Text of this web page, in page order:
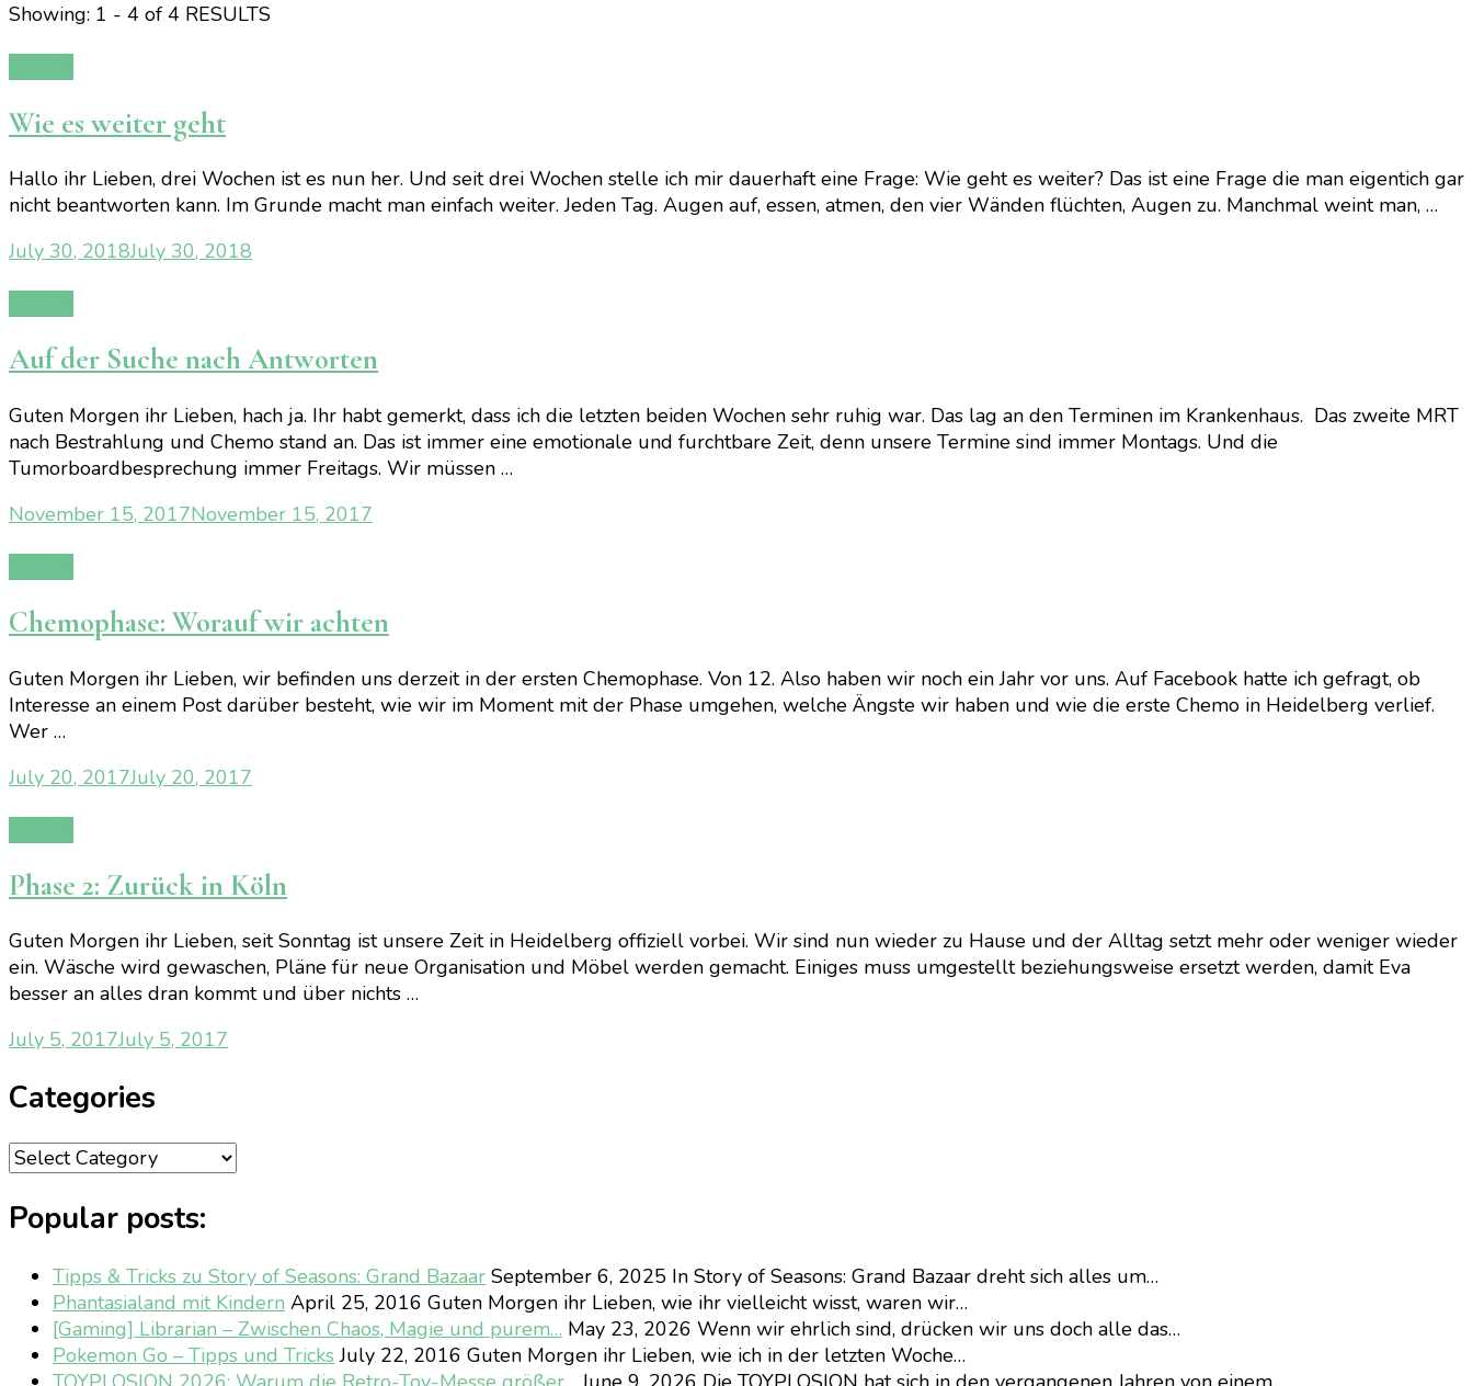
Showing: 1 - 4 of 4 RESULTS
Wie es weiter geht
Hallo ihr Lieben, drei Wochen ist es nun her. Und seit drei Wochen stelle ich mir dauerhaft eine Frage: Wie geht es weiter? Das ist eine Frage die man eigentich gar
nicht beantworten kann. Im Grunde macht man einfach weiter. Jeden Tag. Augen auf, essen, atmen, den vier Wänden flüchten, Augen zu. Manchmal weint man, …
July 30, 2018July 30, 2018
Auf der Suche nach Antworten
Guten Morgen ihr Lieben, hach ja. Ihr habt gemerkt, dass ich die letzten beiden Wochen sehr ruhig war. Das lag an den Terminen im Krankenhaus. Das zweite MRT
nach Bestrahlung und Chemo stand an. Das ist immer eine emotionale und furchtbare Zeit, denn unsere Termine sind immer Montags. Und die
Tumorboardbesprechung immer Freitags. Wir müssen …
November 15, 2017November 15, 2017
Chemophase: Worauf wir achten
Guten Morgen ihr Lieben, wir befinden uns derzeit in der ersten Chemophase. Von 12. Also haben wir noch ein Jahr vor uns. Auf Facebook hatte ich gefragt, ob
Interesse an einem Post darüber besteht, wie wir im Moment mit der Phase umgehen, welche Ängste wir haben und wie die erste Chemo in Heidelberg verlief.
Wer …
July 20, 2017July 20, 2017
Phase 2: Zurück in Köln
Guten Morgen ihr Lieben, seit Sonntag ist unsere Zeit in Heidelberg offiziell vorbei. Wir sind nun wieder zu Hause und der Alltag setzt mehr oder weniger wieder
ein. Wäsche wird gewaschen, Pläne für neue Organisation und Möbel werden gemacht. Einiges muss umgestellt beziehungsweise ersetzt werden, damit Eva
besser an alles dran kommt und über nichts …
July 5, 2017July 5, 2017
Categories
Categories
Popular posts:
Tipps & Tricks zu Story of Seasons: Grand Bazaar September 6, 2025 In Story of Seasons: Grand Bazaar dreht sich alles um…
Phantasialand mit Kindern April 25, 2016 Guten Morgen ihr Lieben, wie ihr vielleicht wisst, waren wir…
[Gaming] Librarian – Zwischen Chaos, Magie und purem… May 23, 2026 Wenn wir ehrlich sind, drücken wir uns doch alle das…
Pokemon Go – Tipps und TricksJuly 22, 2016 Guten Morgen ihr Lieben, wie ich in der letzten Woche…